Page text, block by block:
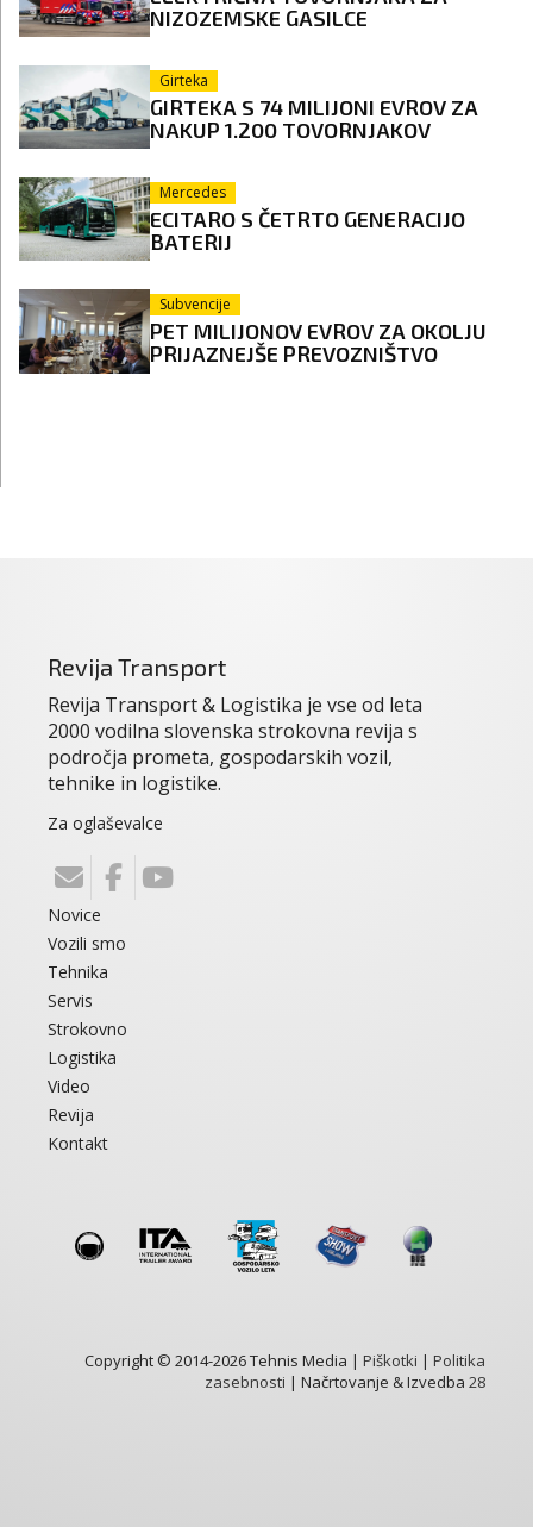
NIZOZEMSKE GASILCE
Girteka
GIRTEKA S 74 MILIJONI EVROV ZA
NAKUP 1.200 TOVORNJAKOV
Mercedes
ECITARO S ČETRTO GENERACIJO
BATERIJ
Subvencije
PET MILIJONOV EVROV ZA OKOLJU
PRIJAZNEJŠE PREVOZNIŠTVO
Revija Transport
Revija Transport & Logistika je vse od leta
2000 vodilna slovenska strokovna revija s
področja prometa, gospodarskih vozil,
tehnike in logistike.
Za oglaševalce
Novice
Vozili smo
Tehnika
Servis
Strokovno
Logistika
Video
Revija
Kontakt
Copyright © 2014-2026 Tehnis Media | Piškotki | Politika
zasebnosti | Načrtovanje & Izvedba 28